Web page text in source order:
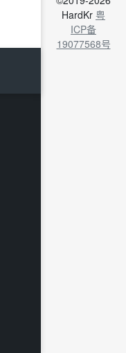
HardKr 粤
ICP备
19077568号